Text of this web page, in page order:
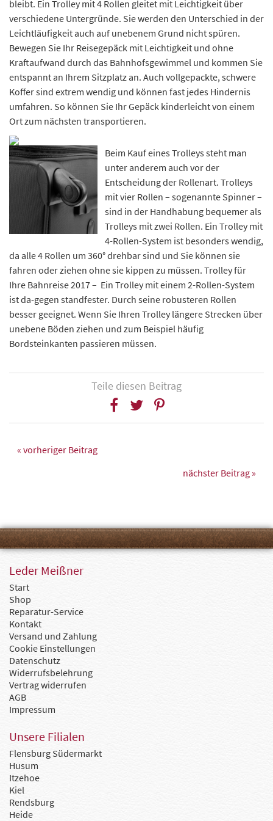
bleibt. Ein Trolley mit 4 Rollen gleitet mit Leichtigkeit über
verschiedene Untergründe. Sie werden den Unterschied in der
Leichtläufigkeit auch auf unebenem Grund nicht spüren.
Bewegen Sie Ihr Reisegepäck mit Leichtigkeit und ohne
Kraftaufwand durch das Bahnhofsgewimmel und kommen Sie
entspannt an Ihrem Sitzplatz an. Auch vollgepackte, schwere
Koffer sind extrem wendig und können fast jedes Hindernis
umfahren. So können Sie Ihr Gepäck kinderleicht von einem
Ort zum nächsten transportieren.
Beim Kauf eines Trolleys steht man
unter anderem auch vor der
Entscheidung der Rollenart. Trolleys
mit vier Rollen – sogenannte Spinner –
sind in der Handhabung bequemer als
Trolleys mit zwei Rollen. Ein Trolley mit
4-Rollen-System ist besonders wendig,
da alle 4 Rollen um 360° drehbar sind und Sie können sie
fahren oder ziehen ohne sie kippen zu müssen. Trolley für
Ihre Bahnreise 2017 – Ein Trolley mit einem 2-Rollen-System
ist da-gegen standfester. Durch seine robusteren Rollen
besser geeignet. Wenn Sie Ihren Trolley längere Strecken über
unebene Böden ziehen und zum Beispiel häufig
Bordsteinkanten passieren müssen.
Teile diesen Beitrag
« vorheriger Beitrag
nächster Beitrag »
Leder Meißner
Start
Shop
Reparatur-Service
Kontakt
Versand und Zahlung
Cookie Einstellungen
Datenschutz
Widerrufsbelehrung
Vertrag widerrufen
AGB
Impressum
Unsere Filialen
Flensburg Südermarkt
Husum
Itzehoe
Kiel
Rendsburg
Heide